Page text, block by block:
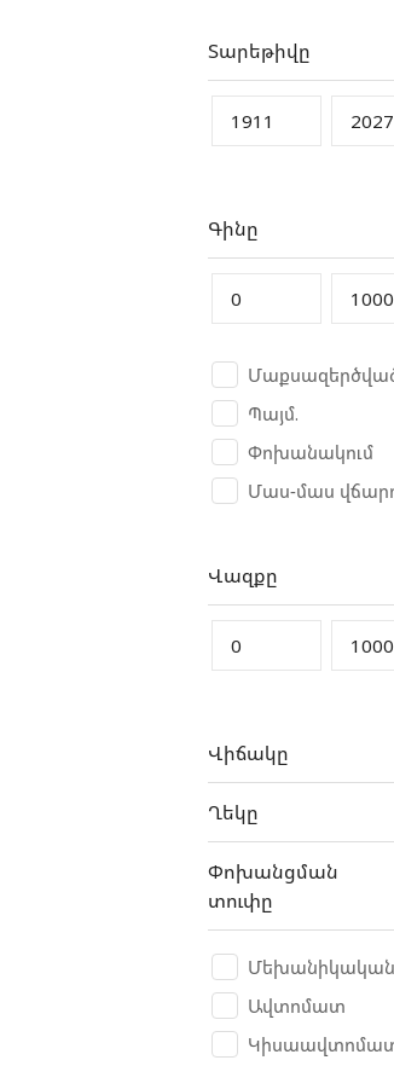
CAT
CFMoto
Changan
Chrysler
Cube
CycleWolf
D-Kal
Dacia
DAF
Dodge
Dooxin
DS
DUCATI
Տարեթիվը
Գինը
Պայմ.
Փոխանակում
Մաս-մաս
Վազքը
Վիճակը
Ղեկը
Փոխանցման
տուփը
Մեխանիկական
Ավտոմատ